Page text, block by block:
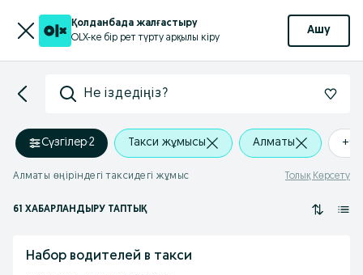
Қолданбада жалғастыру
OLX-ке бір рет түрту арқылы кіру
Ашу
Не іздедіңіз?
Сүзгілер·2 Такси жұмысы Алматы +0
Алматы өңіріндегі таксидегі жұмыс Толық Көрсету
61 ХАБАРЛАНДЫРУ ТАПТЫҚ
Набор водителей в такси